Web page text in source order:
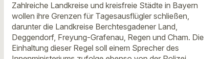
Zahlreiche Landkreise und kreisfreie Städte in Bayern
wollen ihre Grenzen für Tagesausflügler schließen,
darunter die Landkreise Berchtesgadener Land,
Deggendorf, Freyung-Grafenau, Regen und Cham. Die
Einhaltung dieser Regel soll einem Sprecher des